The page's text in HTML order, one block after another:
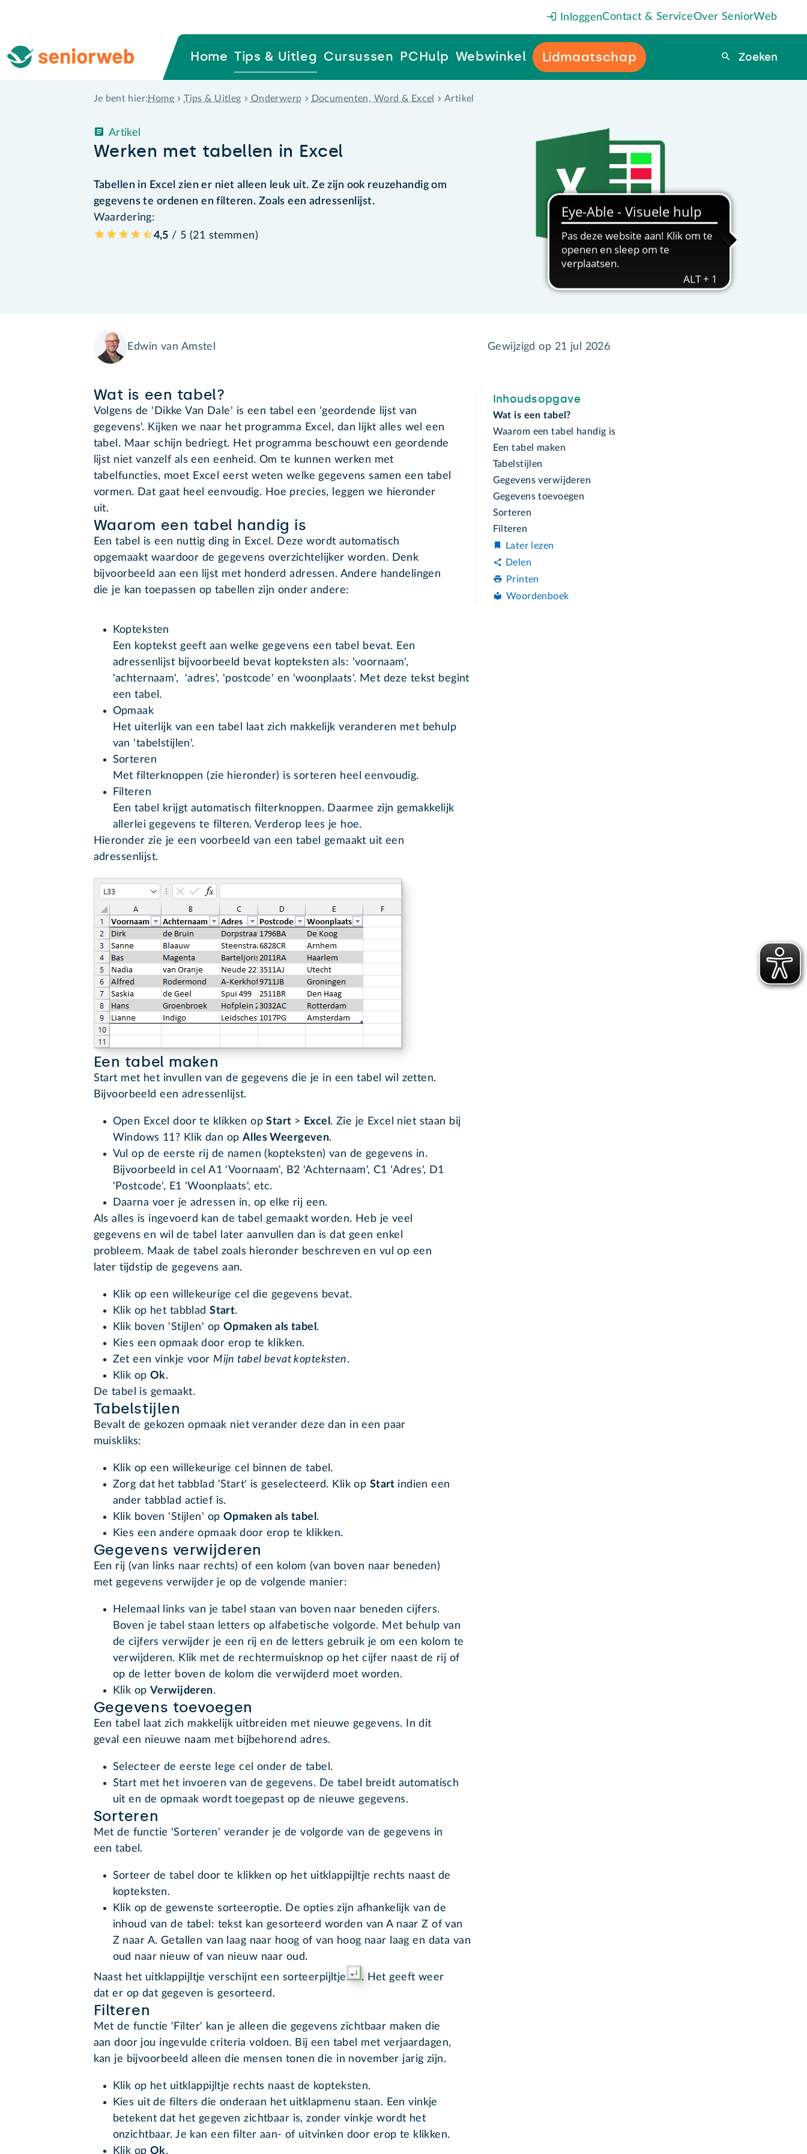
InloggenContact & ServiceOver SeniorWeb
Home Tips & Uitleg Cursussen PCHulp Webwinkel Lidmaatschap Zoeken
Zoeken
Je bent hier: Home Tips & Uitleg Onderwerp Documenten, Word & Excel Artikel
Werken met tabellen in Excel
Artikel
Tabellen in Excel zien er niet alleen leuk uit. Ze zijn ook reuzehandig om
gegevens te ordenen en filteren. Zoals een adressenlijst.
Waardering:
4,5 / 5 (21 stemmen)
Edwin van Amstel Gewijzigd op 21 jul 2026
Wat is een tabel?
Volgens de 'Dikke Van Dale' is een tabel een 'geordende lijst van
gegevens'. Kijken we naar het programma Excel, dan lijkt alles wel een
tabel. Maar schijn bedriegt. Het programma beschouwt een geordende
lijst niet vanzelf als een eenheid. Om te kunnen werken met
tabelfuncties, moet Excel eerst weten welke gegevens samen een tabel
vormen. Dat gaat heel eenvoudig. Hoe precies, leggen we hieronder
uit.
Waarom een tabel handig is
Een tabel is een nuttig ding in Excel. Deze wordt automatisch
opgemaakt waardoor de gegevens overzichtelijker worden. Denk
bijvoorbeeld aan een lijst met honderd adressen. Andere handelingen
die je kan toepassen op tabellen zijn onder andere:
Kopteksten
Een koptekst geeft aan welke gegevens een tabel bevat. Een
adressenlijst bijvoorbeeld bevat kopteksten als: 'voornaam',
'achternaam', 'adres', 'postcode' en 'woonplaats'. Met deze tekst begint
een tabel.
Opmaak
Het uiterlijk van een tabel laat zich makkelijk veranderen met behulp
van 'tabelstijlen'.
Sorteren
Met filterknoppen (zie hieronder) is sorteren heel eenvoudig.
Filteren
Een tabel krijgt automatisch filterknoppen. Daarmee zijn gemakkelijk
allerlei gegevens te filteren. Verderop lees je hoe.
Hieronder zie je een voorbeeld van een tabel gemaakt uit een
adressenlijst.
Een tabel maken
Start met het invullen van de gegevens die je in een tabel wil zetten.
Bijvoorbeeld een adressenlijst.
Open Excel door te klikken opStart > Excel . Zie je Excel niet staan bij
Windows 11? Klik dan op Alles Weergeven.
Vul op de eerste rij de namen (kopteksten) van de gegevens in.
Bijvoorbeeld in cel A1 'Voornaam', B2 'Achternaam', C1 'Adres', D1
'Postcode', E1 'Woonplaats', etc.
Daarna voer je adressen in, op elke rij een.
Als alles is ingevoerd kan de tabel gemaakt worden. Heb je veel
gegevens en wil de tabel later aanvullen dan is dat geen enkel
probleem. Maak de tabel zoals hieronder beschreven en vul op een
later tijdstip de gegevens aan.
Klik op een willekeurige cel die gegevens bevat.
Klik op het tabbladStart.
Klik boven 'Stijlen' op Opmaken als tabel .
Kies een opmaak door erop te klikken.
Zet een vinkje voor Mijn tabel bevat kopteksten.
Klik op Ok.
De tabel is gemaakt.
Tabelstijlen
Bevalt de gekozen opmaak niet verander deze dan in een paar
muiskliks:
Klik op een willekeurige cel binnen de tabel.
Zorg dat het tabblad 'Start' is geselecteerd. Klik op Start indien een
ander tabblad actief is.
Klik boven 'Stijlen' op Opmaken als tabel .
Kies een andere opmaak door erop te klikken.
Gegevens verwijderen
Een rij (van links naar rechts) of een kolom (van boven naar beneden)
met gegevens verwijder je op de volgende manier:
Helemaal links van je tabel staan van boven naar beneden cijfers.
Boven je tabel staan letters op alfabetische volgorde. Met behulp van
de cijfers verwijder je een rij en de letters gebruik je om een kolom te
verwijderen. Klik met de rechtermuisknop op het cijfer naast de rij of
op de letter boven de kolom die verwijderd moet worden.
Klik op Verwijderen.
Gegevens toevoegen
Een tabel laat zich makkelijk uitbreiden met nieuwe gegevens. In dit
geval een nieuwe naam met bijbehorend adres.
Selecteer de eerste lege cel onder de tabel.
Start met het invoeren van de gegevens. De tabel breidt automatisch
uit en de opmaak wordt toegepast op de nieuwe gegevens.
Sorteren
Met de functie 'Sorteren' verander je de volgorde van de gegevens in
een tabel.
Sorteer de tabel door te klikken op het uitklappijltje rechts naast de
kopteksten.
Klik op de gewenste sorteeroptie. De opties zijn afhankelijk van de
inhoud van de tabel: tekst kan gesorteerd worden van A naar Z of van
Z naar A. Getallen van laag naar hoog of van hoog naar laag en data van
oud naar nieuw of van nieuw naar oud.
Naast het uitklappijltje verschijnt een sorteerpijltje
. Het geeft weer
dat er op dat gegeven is gesorteerd.
Filteren
Met de functie 'Filter' kan je alleen die gegevens zichtbaar maken die
aan door jou ingevulde criteria voldoen. Bij een tabel met verjaardagen,
kan je bijvoorbeeld alleen die mensen tonen die in november jarig zijn.
Klik op het uitklappijltje rechts naast de kopteksten.
Kies uit de filters die onderaan het uitklapmenu staan. Een vinkje
betekent dat het gegeven zichtbaar is, zonder vinkje wordt het
onzichtbaar. Je kan een filter aan- of uitvinken door erop te klikken.
Klik op Ok.
Inhoudsopgave
Wat is een tabel?
Waarom een tabel handig is
Een tabel maken
Tabelstijlen
Gegevens verwijderen
Gegevens toevoegen
Sorteren
Filteren
Later lezen
Delen
Printen
Woordenboek